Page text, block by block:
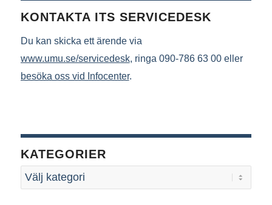
KONTAKTA ITS SERVICEDESK
Du kan skicka ett ärende via
www.umu.se/servicedesk, ringa 090-786 63 00 eller
besöka oss vid Infocenter.
KATEGORIER